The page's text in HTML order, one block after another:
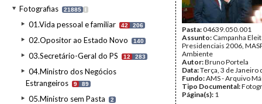
Fotografias 21885 I
01.Vida pessoal e familiar 42 206
02.Opositor ao Estado Novo 140
03.Secretário-Geral do PS 12 283
04.Ministro dos Negócios
Estrangeiros
9 89
05.Ministro sem Pasta 2
Pasta:04639.050.001
Assunto: Campanha
Presidenciais 2006,
Ambiente
Autor:Bruno Portela
Data:Terça, 3 de Janeiro
Fundo:AMS - Arquivo
Tipo Documental:
Página(s): 1